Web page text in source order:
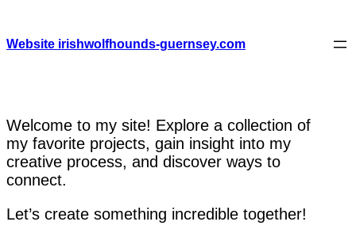
content
Website irishwolfhounds-guernsey.com
Welcome to my site! Explore a collection of
my favorite projects, gain insight into my
creative process, and discover ways to
connect.
Let’s create something incredible together!